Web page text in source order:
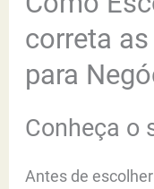
correta
para
Conheça o
Antes de